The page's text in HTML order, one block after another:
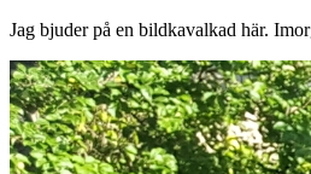
Jag bjuder på en bildkavalkad här.